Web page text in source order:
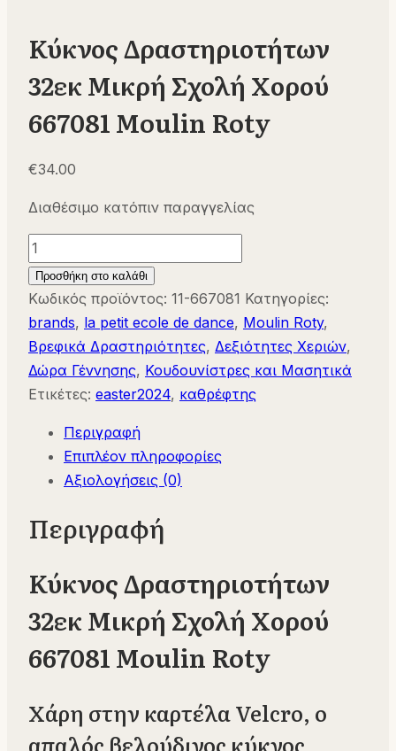
Κύκνος Δραστηριοτήτων
32εκ Μικρή Σχολή Χορού
667081 Moulin Roty
€34.00
Διαθέσιμο κατόπιν παραγγελίας
Κύκνος
Δραστηριοτήτων
32εκ
Μικρή
Σχολή
Χορού
667081
Roty
ποσότητα
Προσθήκη στο καλάθι
Κωδικός προϊόντος: 11-667081 Κατηγορίες:
brands, la petit ecole de dance, Moulin Roty,
Βρεφικά Δραστηριότητες, Δεξιότητες Χεριών,
Δώρα Γέννησης, Κουδουνίστρες και Μασητικά
Ετικέτες: easter2024, καθρέφτης
Περιγραφή
Επιπλέον πληροφορίες
Αξιολογήσεις (0)
Περιγραφή
Κύκνος Δραστηριοτήτων
32εκ Μικρή Σχολή Χορού
667081 Moulin Roty
Χάρη στην καρτέλα Velcro, ο
απαλός βελούδινος κύκνος